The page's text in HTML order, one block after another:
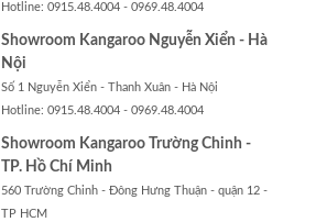
Hotline: 0915.48.4004 - 0969.48.4004
Showroom Kangaroo Nguyễn Xiển - Hà
Nội
Số 1 Nguyễn Xiển - Thanh Xuân - Hà Nội
Hotline: 0915.48.4004 - 0969.48.4004
Showroom Kangaroo Trường Chinh -
TP. Hồ Chí Minh
560 Trường Chinh - Đông Hưng Thuận - quận 12 -
TP HCM